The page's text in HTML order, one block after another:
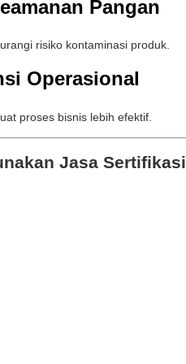
Pangan
risiko kontaminasi produk.
Operasional
proses bisnis lebih efektif.
Jasa